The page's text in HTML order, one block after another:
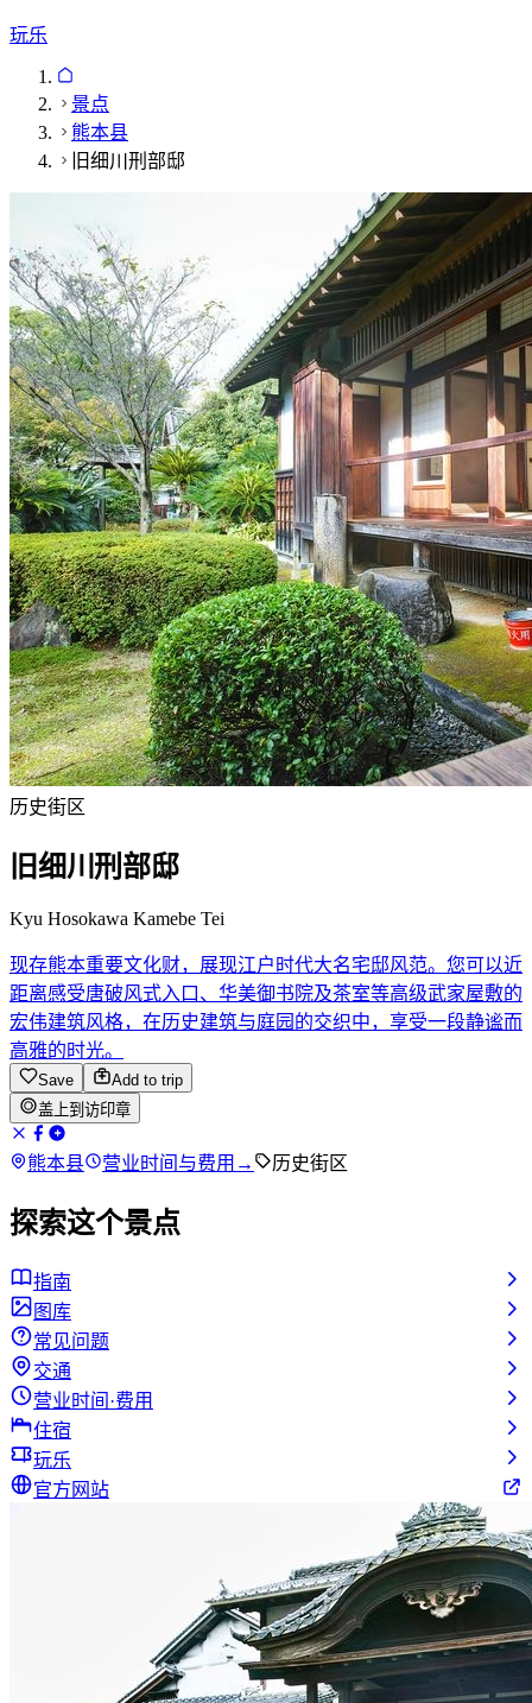
玩乐
景点
熊本县
旧细川刑部邸
历史街区
旧细川刑部邸
Kyu Hosokawa Kamebe Tei
现存熊本重要文化财，展现江户时代大名宅邸风范。您可以近
距离感受唐破风式入口、华美御书院及茶室等高级武家屋敷的
宏伟建筑风格，在历史建筑与庭园的交织中，享受一段静谧而
高雅的时光。
Save
Add to trip
盖上到访印章
熊本县 营业时间与费用 → 历史街区
探索这个景点
指南
图库
常见问题
交通
营业时间·费用
住宿
玩乐
官方网站